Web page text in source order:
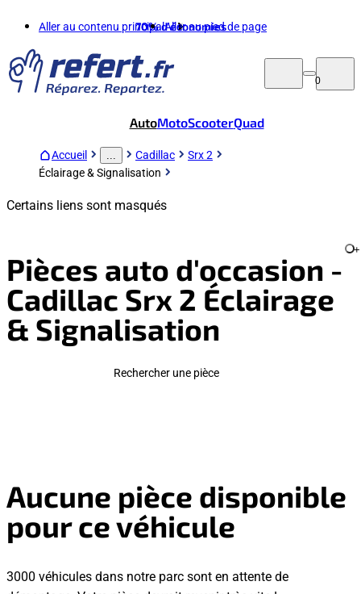
Aller au contenu principalAller au pied de page
70%d'économies
0
AutoMotoScooterQuad
Accueil Cadillac
Srx 2
Éclairage & Signalisation
Certains liens sont masqués
Pièces auto d'occasion -
Cadillac Srx 2 Éclairage
& Signalisation
+
Rechercher une pièce
Aucune pièce disponible
pour ce véhicule
3000 véhicules dans notre parc sont en attente de